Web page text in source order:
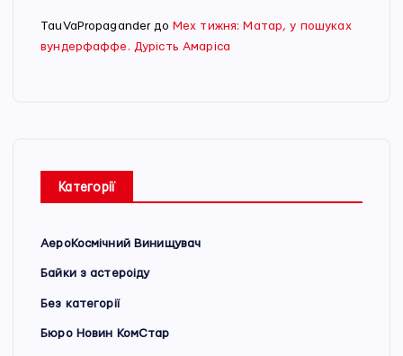
TauVaPropaganderдо Мех тижня: Матар, у пошуках
вундерфаффе. Дурість Амаріса
Категорії
АероКосмічний Винищувач
Байки з астероіду
Без категорії
Бюро Новин КомСтар